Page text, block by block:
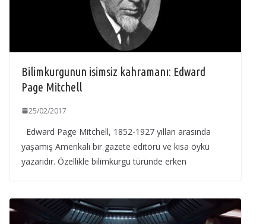
Bilimkurgunun isimsiz kahramanı: Edward
Page Mitchell
25/02/2017
Edward Page Mitchell, 1852-1927 yılları arasında
yaşamış Amerikalı bir gazete editörü ve kısa öykü
yazarıdır. Özellikle bilimkurgu türünde erken